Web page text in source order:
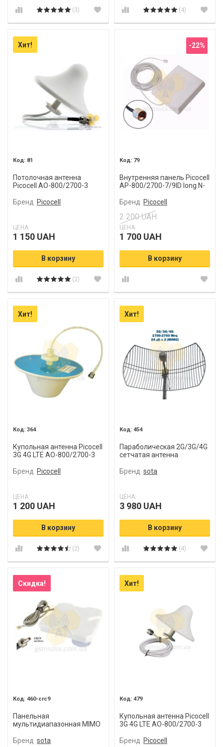
(3) (4)
Хит!
81
Потолочная антенна
Picocell AO-800/2700-3
Бренд Picocell
ЦЕНА:
1 150 UAH
В корзину
(2)
-22%
79
Внутренняя панель Picocell
AP-800/2700-7/9ID long N-
Бренд
Picocell
2 200 UAH
ЦЕНА:
1 700 UAH
В корзину
Хит!
364
Купольная антенна Picocell
3G 4G LTE AO-800/2700-3
Бренд Picocell
ЦЕНА:
1 200 UAH
В корзину
(2)
Хит!
454
Параболическая 2G/3G/4G
сетчатая антенна
Бренд sota
ЦЕНА:
3 980 UAH
В корзину
(4)
Скидка!
460-crc9
Панельная
мультидиапазонная MIMO
CRC9/TS9/SMA с
Бренд sota
Хит!
479
Купольная антенна Picocell
3G 4G LTE AO-800/2700-3
Бренд
Picocell